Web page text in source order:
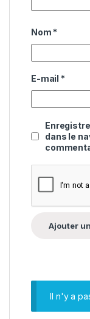
Nom *
E-mail *
dans le
Il n'y a